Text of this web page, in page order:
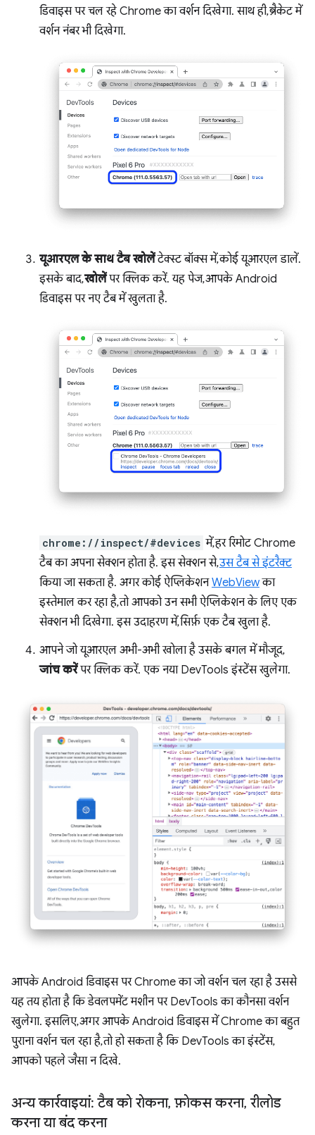
डिवाइस पर चल रहे Chrome का वर्शन दिखेगा. साथ ही, ब्रैकेट में
वर्शन नंबर भी दिखेगा.
यूआरएल के साथ टैब खोलेंटेक्स्ट बॉक्स में, कोई यूआरएल डालें.
इसके बाद,खोलेंपर क्लिक करें. यह पेज, आपके Android
डिवाइस पर नए टैब में खुलता है.
chrome://inspect/#devices में, हर रिमोट Chrome
टैब का अपना सेक्शन होता है. इस सेक्शन से,उस टैब से इंटरैक्ट
किया जा सकता है. अगर कोई ऐप्लिकेशनWebViewका
इस्तेमाल कर रहा है, तो आपको उन सभी ऐप्लिकेशन के लिए एक
सेक्शन भी दिखेगा. इस उदाहरण में, सिर्फ़ एक टैब खुला है.
आपने जो यूआरएल अभी-अभी खोला है उसके बगल में मौजूद,
जांच करेंपर क्लिक करें. एक नया DevTools इंस्टेंस खुलेगा.
आपके Android डिवाइस पर Chrome का जो वर्शन चल रहा है उससे
यह तय होता है कि डेवलपमेंट मशीन पर DevTools का कौनसा वर्शन
खुलेगा. इसलिए, अगर आपके Android डिवाइस में Chrome का बहुत
पुराना वर्शन चल रहा है, तो हो सकता है कि DevTools का इंस्टेंस,
आपको पहले जैसा न दिखे.
अन्य कार्रवाइयां: टैब को रोकना, फ़ोकस करना, रीलोड
करना या बंद करना